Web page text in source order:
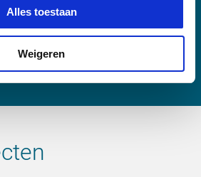
Alles toestaan
Weigeren
Pieter Buffel
pieter.buffel@enissa.com